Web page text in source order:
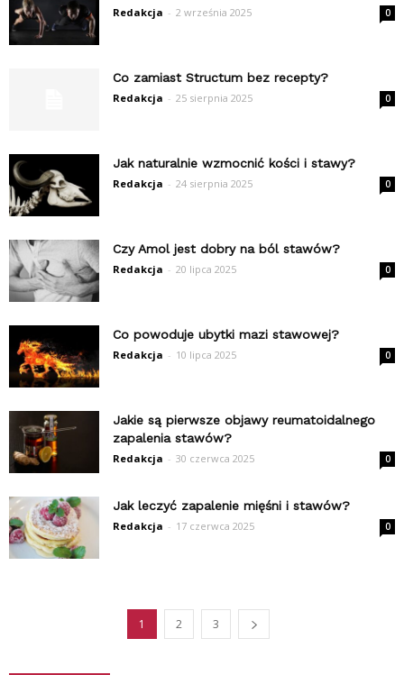
Redakcja - 2 września 2025 0
Co zamiast Structum bez recepty?
Redakcja - 25 sierpnia 2025 0
Jak naturalnie wzmocnić kości i stawy?
Redakcja - 24 sierpnia 2025 0
Czy Amol jest dobry na ból stawów?
Redakcja - 20 lipca 2025 0
Co powoduje ubytki mazi stawowej?
Redakcja - 10 lipca 2025 0
Jakie są pierwsze objawy reumatoidalnego
zapalenia stawów?
Redakcja - 30 czerwca 2025 0
Jak leczyć zapalenie mięśni i stawów?
Redakcja - 17 czerwca 2025 0
1 2 3